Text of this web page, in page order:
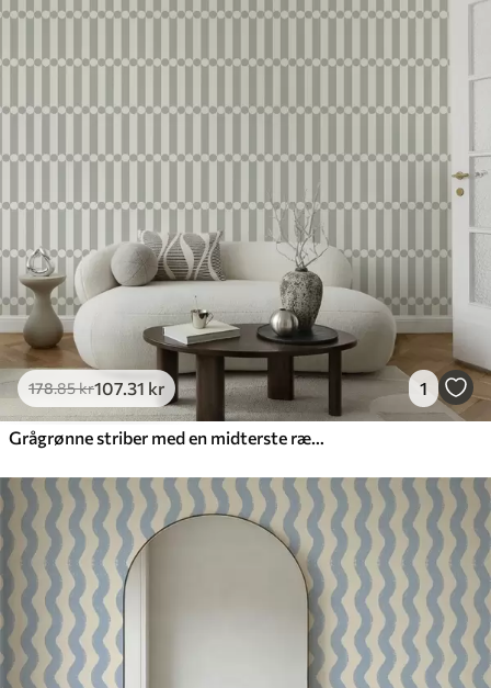
178.85kr107.31 kr 1
Grågrønne striber med en midterste række af cirkler